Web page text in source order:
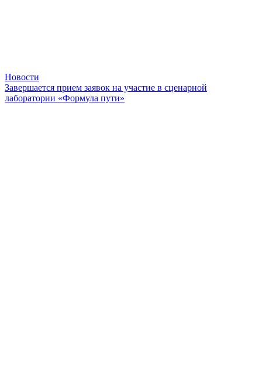
Новости
Завершается прием заявок на участие в сценарной
лаборатории «Формула пути»